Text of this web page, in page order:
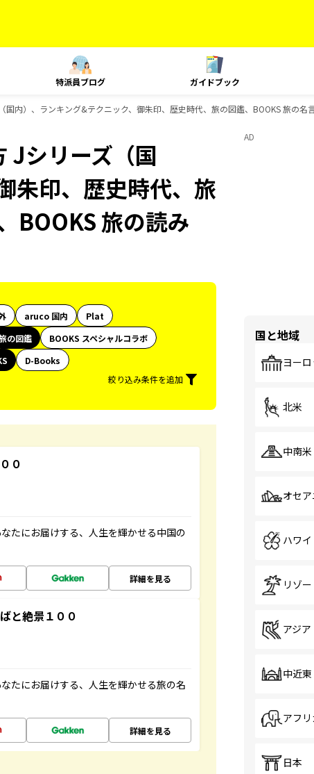
特派員ブログ ガイドブック
内）、ランキング&テクニック、御朱印、歴史時代、旅の図鑑、BOOKS 旅の名
Jシリーズ（国
朱印、歴史時代、旅
BOOKS 旅の読み
aruco 国内
Plat
の図鑑
BOOKS スペシャルコラボ
D-Books
絞り込み条件を追加
０
たにお届けする、人生を輝かせる中国の
詳細を見る
と絶景１００
たにお届けする、人生を輝かせる旅の名
詳細を見る
AD
国と地域
ヨー
北米
中南米
オセア
ハワイ
リゾー
アジア
中近東
アフリ
日本